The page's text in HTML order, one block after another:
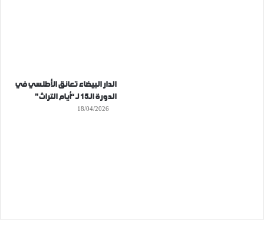
الدار البيضاء تعانق الأطلسي في
الدورة الـ15 لـ “أيام التراث”
18/04/2026